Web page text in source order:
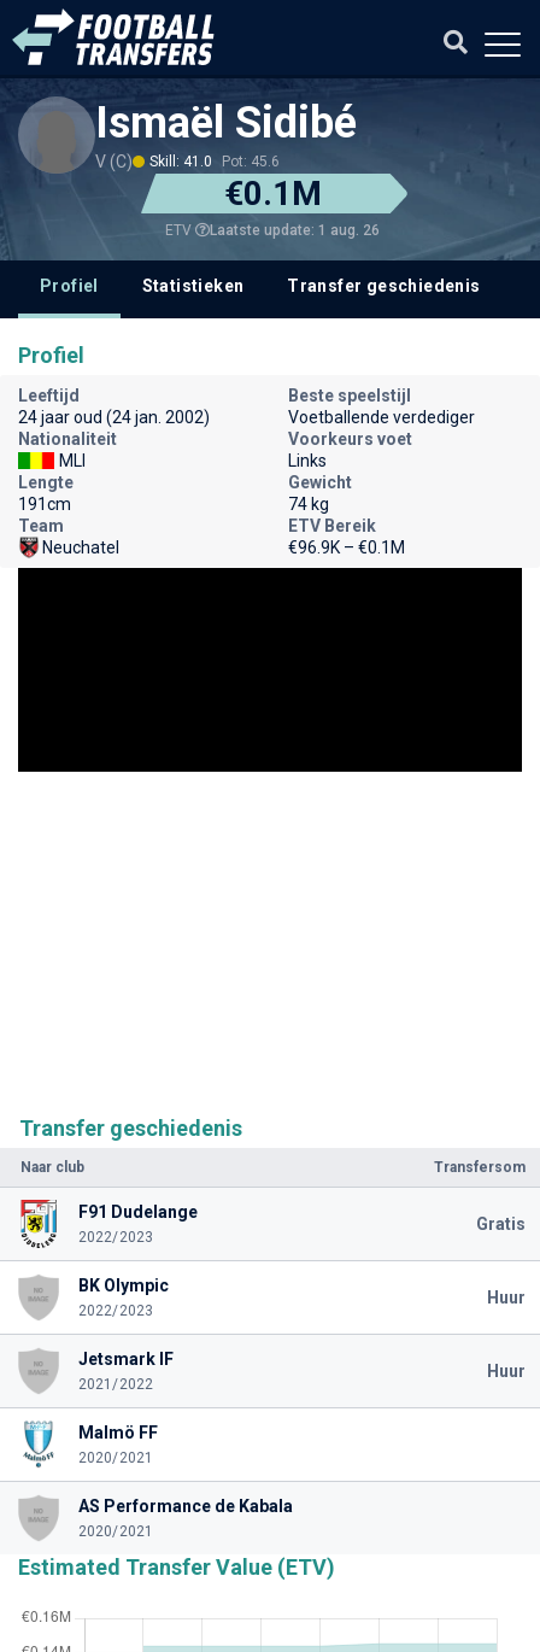
Ismaël Sidibé
V (C) Skill: 41.0 Pot: 45.6
€0.1M
ETV Laatste update: 1 aug. 26
Profiel Statistieken Transfer geschiedenis
Transfer geschiedenis
Naar club Transfersom
F91 Dudelange
2022/2023
Gratis
BK Olympic
2022/2023
Huur
Jetsmark IF
2021/2022
Huur
Malmö FF
2020/2021
AS Performance de Kabala
2020/2021
Estimated Transfer Value (ETV)
Profiel
Leeftijd
24 jaar oud (24 jan. 2002)
Beste speelstijl
Voetballende verdediger
Nationaliteit
MLI
Voorkeurs voet
Links
Lengte
191cm
Gewicht
74 kg
Team
Neuchatel
ETV Bereik
€96.9K – €0.1M